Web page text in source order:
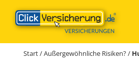
Inhalt
springen
Start/Außergewöhnliche Risiken?/